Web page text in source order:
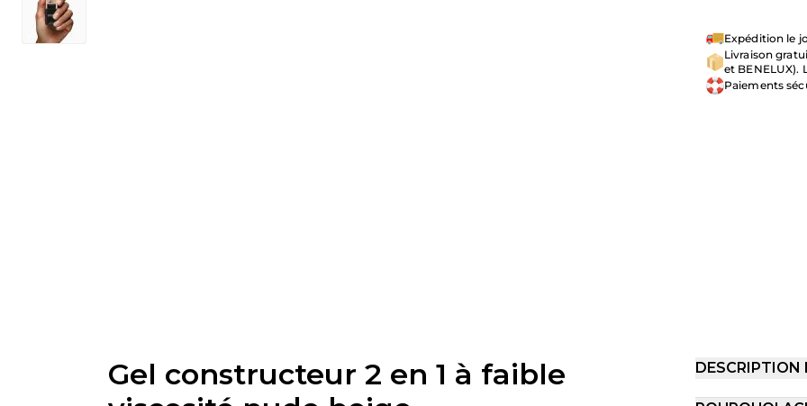
Expédition le
Livraison
et BENELUX).
Paiements
Gel constructeur 2 en 1 à faible
DESCRIPTION